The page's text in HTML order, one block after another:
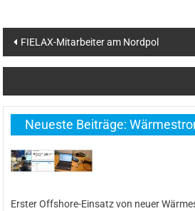
Beitragsnavigation
FIELAX-Mitarbeiter am Nordpol
Neueste Beiträge:
Erster Offshore-Einsatz von neuer